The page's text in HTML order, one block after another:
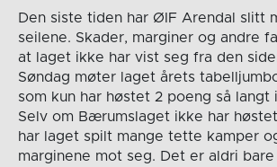
Den siste tiden har ØIF Arendal slitt
seilene. Skader, marginer og andre
at laget ikke har vist seg fra den
Søndag møter laget årets
som kun har høstet 2 poeng så langt
Selv om Bærumslaget ikke har
har laget spilt mange tette kamper
marginene mot seg. Det er aldri